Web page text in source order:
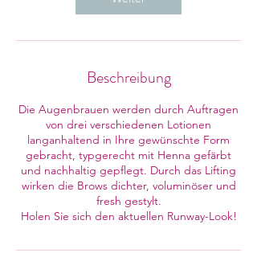
Beschreibung
Die Augenbrauen werden durch Auftragen
von drei verschiedenen Lotionen
langanhaltend in Ihre gewünschte Form
gebracht, typgerecht mit Henna gefärbt
und nachhaltig gepflegt. Durch das Lifting
wirken die Brows dichter, voluminöser und
fresh gestylt.
Holen Sie sich den aktuellen Runway-Look!